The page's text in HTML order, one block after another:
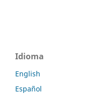
Idioma
English
Español